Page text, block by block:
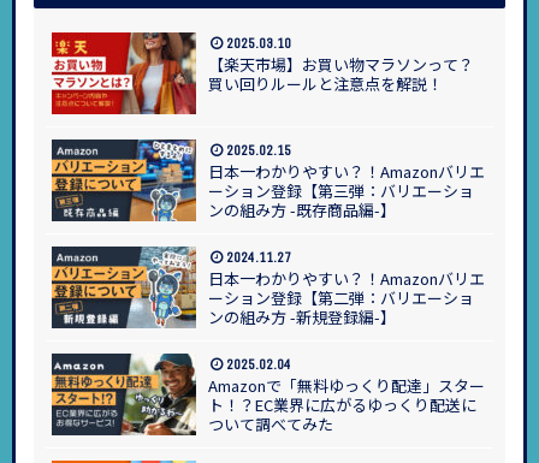
【楽天市場】お買い物マラソンって？
買い回りルールと注意点を解説！
2025.03.10
日本一わかりやすい？！Amazonバリエ
ーション登録【第三弾：バリエーショ
ンの組み方 -既存商品編-】
2025.02.15
日本一わかりやすい？！Amazonバリエ
ーション登録【第二弾：バリエーショ
ンの組み方 -新規登録編-】
2024.11.27
Amazonで「無料ゆっくり配達」スター
ト！？EC業界に広がるゆっくり配送に
ついて調べてみた
2025.02.04